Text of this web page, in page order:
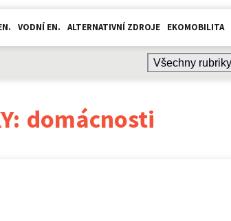
VODNÍ EN. ALTERNATIVNÍ ZDROJE EKOMOBILITA
domácnosti